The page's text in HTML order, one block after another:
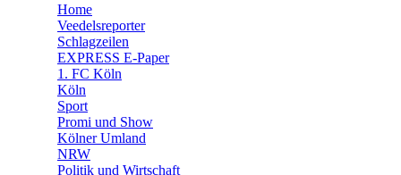
🛒 Shoppingwelt
Home
Veedelsreporter
Schlagzeilen
EXPRESS E-Paper
1. FC Köln
Köln
Sport
Promi und Show
Kölner Umland
NRW
Politik und Wirtschaft